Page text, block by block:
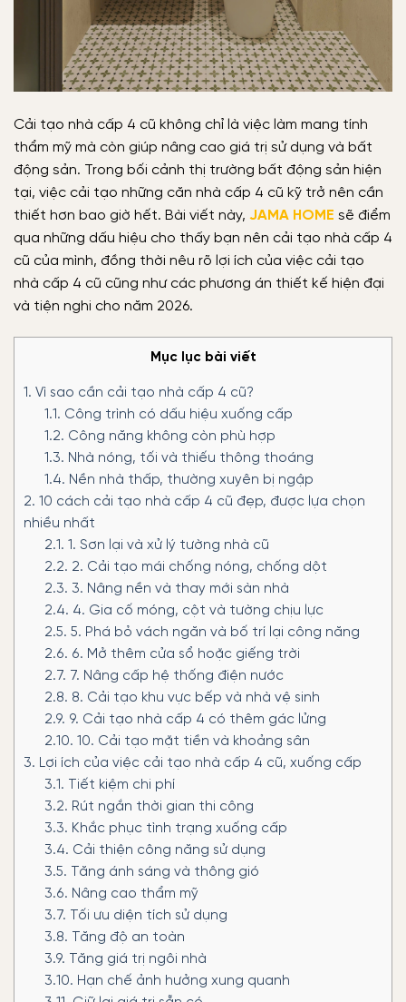
Cải tạo nhà cấp 4 cũ không chỉ là việc làm mang tính
thẩm mỹ mà còn giúp nâng cao giá trị sử dụng và bất
động sản. Trong bối cảnh thị trường bất động sản hiện
tại, việc cải tạo những căn nhà cấp 4 cũ kỹ trở nên cần
thiết hơn bao giờ hết. Bài viết này, JAMA HOME sẽ điểm
qua những dấu hiệu cho thấy bạn nên cải tạo nhà cấp 4
cũ của mình, đồng thời nêu rõ lợi ích của việc cải tạo
nhà cấp 4 cũ cũng như các phương án thiết kế hiện đại
và tiện nghi cho năm 2026.
Mục lục bài viết
1. Vì sao cần cải tạo nhà cấp 4 cũ?
1.1. Công trình có dấu hiệu xuống cấp
1.2. Công năng không còn phù hợp
1.3. Nhà nóng, tối và thiếu thông thoáng
1.4. Nền nhà thấp, thường xuyên bị ngập
2. 10 cách cải tạo nhà cấp 4 cũ đẹp, được lựa chọn
nhiều nhất
2.1. 1. Sơn lại và xử lý tường nhà cũ
2.2. 2. Cải tạo mái chống nóng, chống dột
2.3. 3. Nâng nền và thay mới sàn nhà
2.4. 4. Gia cố móng, cột và tường chịu lực
2.5. 5. Phá bỏ vách ngăn và bố trí lại công năng
2.6. 6. Mở thêm cửa sổ hoặc giếng trời
2.7. 7. Nâng cấp hệ thống điện nước
2.8. 8. Cải tạo khu vực bếp và nhà vệ sinh
2.9. 9. Cải tạo nhà cấp 4 có thêm gác lửng
2.10. 10. Cải tạo mặt tiền và khoảng sân
3. Lợi ích của việc cải tạo nhà cấp 4 cũ, xuống cấp
3.1. Tiết kiệm chi phí
3.2. Rút ngắn thời gian thi công
3.3. Khắc phục tình trạng xuống cấp
3.4. Cải thiện công năng sử dụng
3.5. Tăng ánh sáng và thông gió
3.6. Nâng cao thẩm mỹ
3.7. Tối ưu diện tích sử dụng
3.8. Tăng độ an toàn
3.9. Tăng giá trị ngôi nhà
3.10. Hạn chế ảnh hưởng xung quanh